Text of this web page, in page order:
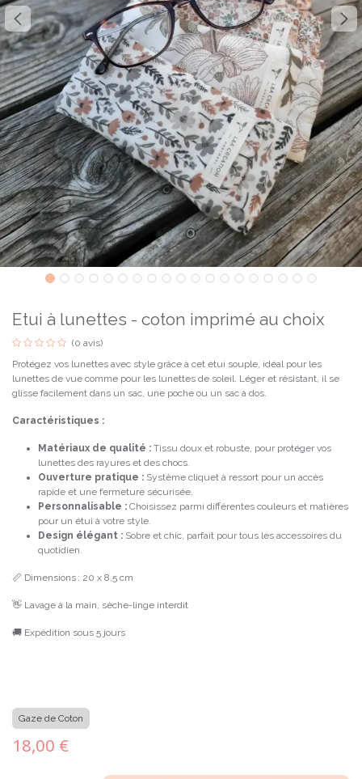
Etui à lunettes - coton imprimé au choix
(0 avis)
Protégez vos lunettes avec style grâce à cet étui souple, idéal pour les
lunettes de vue comme pour les lunettes de soleil. Léger et résistant, il se
glisse facilement dans un sac, une poche ou un sac à dos.
Caractéristiques :
Matériaux de qualité : Tissu doux et robuste, pour protéger vos
lunettes des rayures et des chocs.
Ouverture pratique : Système cliquet à ressort pour un accès
rapide et une fermeture sécurisée.
Personnalisable : Choisissez parmi différentes couleurs et matières
pour un étui à votre style.
Design élégant : Sobre et chic, parfait pour tous les accessoires du
quotidien.
📏 Dimensions : 20 x 8,5 cm
👋 Lavage à la main, sèche-linge interdit
🚚 Expédition sous 5 jours
Gaze de Coton
18,00 €